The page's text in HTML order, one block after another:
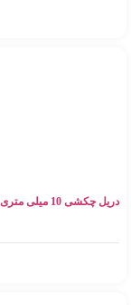
دریل چکشی 10 میلی متری بلک اند دکر اصلی KR5010V